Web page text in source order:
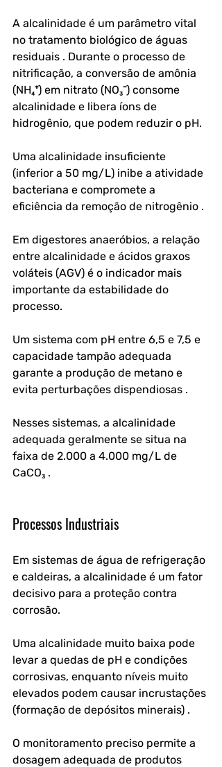
A alcalinidade é um parâmetro vital
no tratamento biológico de águas
residuais . Durante o processo de
nitrificação, a conversão de amônia
(NH₄⁺) em nitrato (NO₃⁻) consome
alcalinidade e libera íons de
hidrogênio, que podem reduzir o pH.
Uma alcalinidade insuficiente
(inferior a 50 mg/L) inibe a atividade
bacteriana e compromete a
eficiência da remoção de nitrogênio .
Em digestores anaeróbios, a relação
entre alcalinidade e ácidos graxos
voláteis (AGV) é o indicador mais
importante da estabilidade do
processo.
Um sistema com pH entre 6,5 e 7,5 e
capacidade tampão adequada
garante a produção de metano e
evita perturbações dispendiosas .
Nesses sistemas, a alcalinidade
adequada geralmente se situa na
faixa de 2.000 a 4.000 mg/L de
CaCO₃ .
Processos Industriais
Em sistemas de água de refrigeração
e caldeiras, a alcalinidade é um fator
decisivo para a proteção contra
corrosão.
Uma alcalinidade muito baixa pode
levar a quedas de pH e condições
corrosivas, enquanto níveis muito
elevados podem causar incrustações
(formação de depósitos minerais) .
O monitoramento preciso permite a
dosagem adequada de produtos